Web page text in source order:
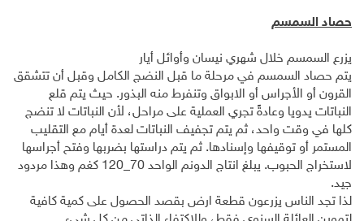
حصاد السمسم
يزرع السمسم خلال شهري نيسان وأوائل أيار
يتم حصاد السمسم في مرحلة ما قبل النضج الكامل وقبل أن تتشقق
القرون أو الأجراس أو الابواق وتنفرط منه البذور. حيث يتم قلع
النباتات يدويا وعادةً تجري العملية على مراحل، لأن النباتات لا تنضج
كلها في وقت واحد، ثم يتم تجفيف النباتات لعدة أيام مع التقليب
المستمر أو توقيفها وإسنادها. ثم يتم دراستها بضربها وفتح أجراسها
لاستخراج الحبوب. يبلغ انتاج الدونم الواحد 70_120 كغم وهذا مردود
جيد.
لذا تجد الناس يزرعون قطعة ارض بقصد الحصول على كمية كافية